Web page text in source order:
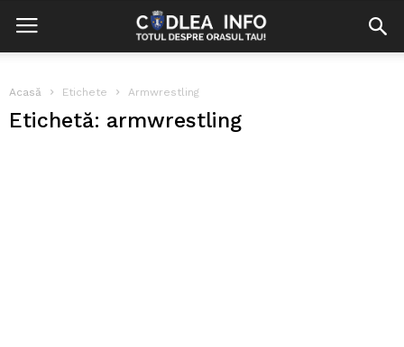
Acasă Etichete Armwrestling
Etichetă: armwrestling